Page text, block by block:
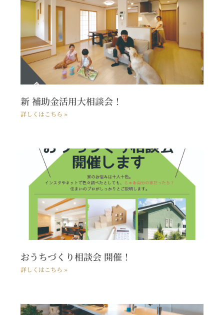
新 補助金活用大相談会！
詳しくはこちら »
おうちづくり相談会 開催！
詳しくはこちら »